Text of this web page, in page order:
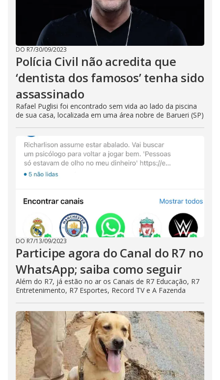
DO R7/30/09/2023
Polícia Civil não acredita que
‘dentista dos famosos’ tenha sido
assassinado
Rafael Puglisi foi encontrado sem vida ao lado da piscina
de sua casa, localizada em uma área nobre de Barueri (SP)
DO R7/13/09/2023
Participe agora do Canal do R7 no
WhatsApp; saiba como seguir
Além do R7, já estão no ar os Canais de R7 Educação, R7
Entretenimento, R7 Esportes, Record TV e A Fazenda